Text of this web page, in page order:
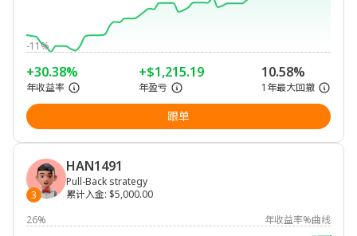
-11%
+30.38%
年收益率
+$1,215.19
年盈亏
10.58%
1年最大回撤
跟单
3
HAN1491
Pull-Back strategy
累计入金: $5,000.00
26%
年收益率%曲线